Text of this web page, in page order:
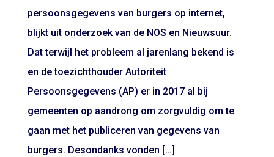
persoonsgegevens van burgers op internet,
blijkt uit onderzoek van de NOS en Nieuwsuur.
Dat terwijl het probleem al jarenlang bekend is
en de toezichthouder Autoriteit
Persoonsgegevens (AP) er in 2017 al bij
gemeenten op aandrong om zorgvuldig om te
gaan met het publiceren van gegevens van
burgers. Desondanks vonden […]